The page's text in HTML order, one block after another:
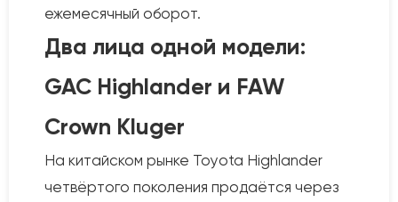
ежемесячный оборот.
Два лица одной модели:
GAC Highlander и FAW
Crown Kluger
На китайском рынке Toyota Highlander
четвёртого поколения продаётся через